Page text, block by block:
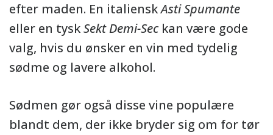
efter maden. En italienskAsti Spumante
eller en tyskSekt Demi-Seckan være gode
valg, hvis du ønsker en vin med tydelig
sødme og lavere alkohol.
Sødmen gør også disse vine populære
blandt dem, der ikke bryder sig om for tør